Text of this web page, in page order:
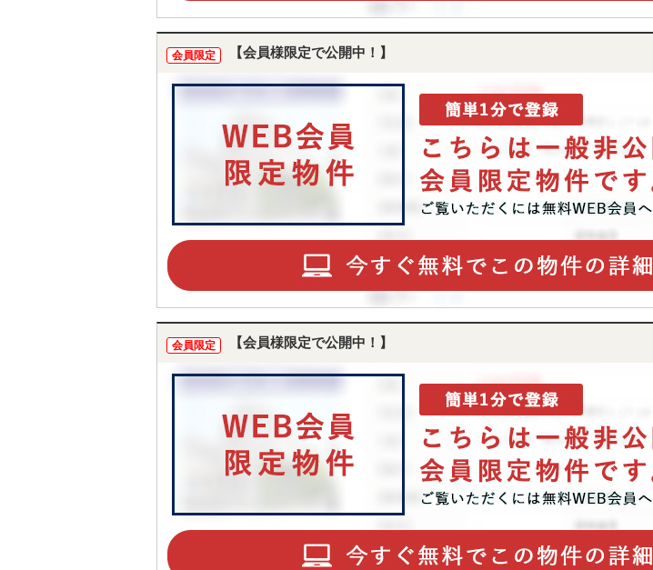
TOP
会員限定 【会員様限定で公開中！】
会員限定 【会員様限定で公開中！】